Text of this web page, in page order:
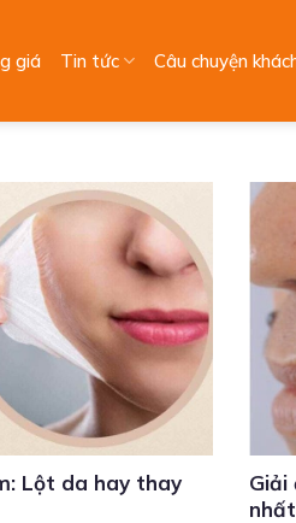
giá Tin tức Câu chuyện
Lột da hay thay
Giải